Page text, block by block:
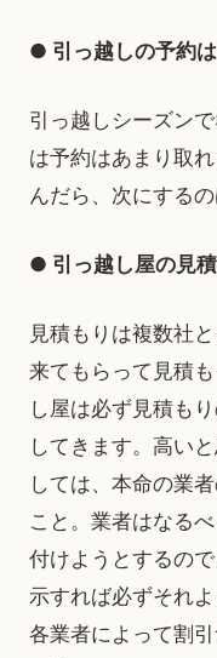
● 引っ越しの予約
引っ越しシーズン
は予約はあまり取
んだら、次にする
● 引っ越し屋の見
見積もりは複数社
来てもらって見積
し屋は必ず見積も
してきます。高い
しては、本命の業
こと。業者はなる
付けようとするの
示すれば必ずそれ
各業者によって割